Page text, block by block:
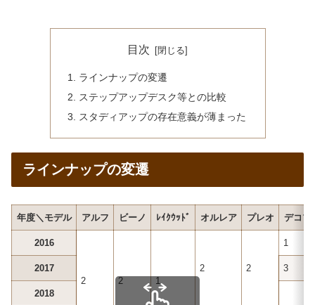
目次
ラインナップの変遷
ステップアップデスク等との比較
スタディアップの存在意義が薄まった
ラインナップの変遷
年度＼モデル アルフ ビーノ ﾚｲｸｳｯﾄﾞ オルレア プレオ デコプ
2016
2 2 1
2 2
1
2017 3
2018